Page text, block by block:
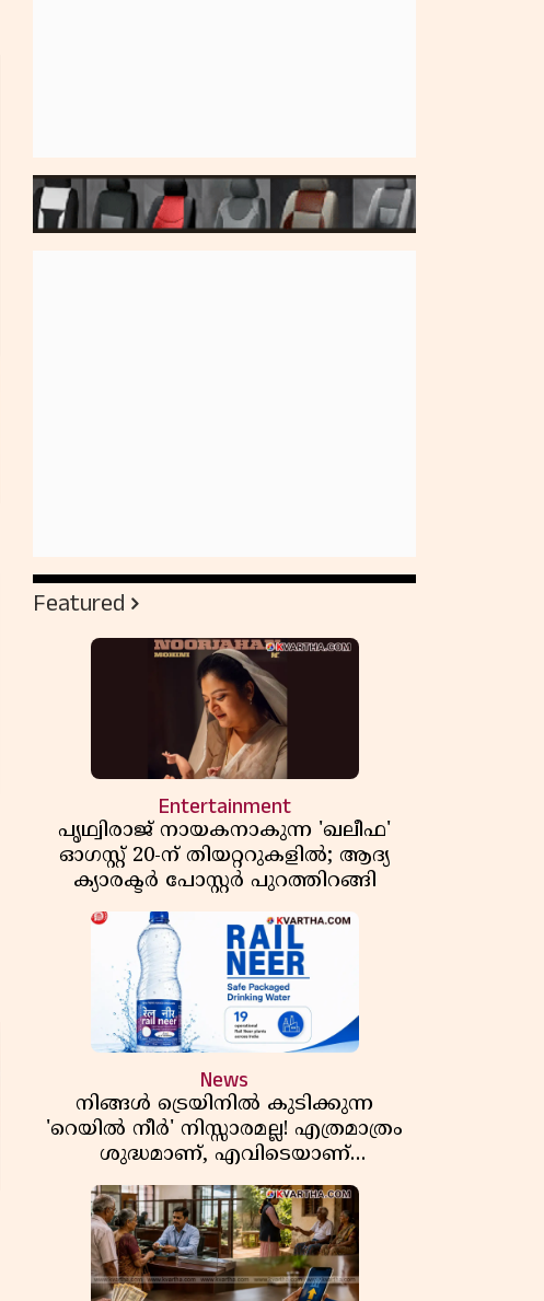
Featured
Entertainment
പൃഥ്വിരാജ് നായകനാകുന്ന 'ഖലീഫ'
ഓഗസ്റ്റ് 20-ന് തിയറ്ററുകളിൽ; ആദ്യ
ക്യാരക്ടർ പോസ്റ്റർ പുറത്തിറങ്ങി
News
നിങ്ങൾ ട്രെയിനിൽ കുടിക്കുന്ന
'റെയിൽ നീർ' നിസ്സാരമല്ല! എത്രമാത്രം
ശുദ്ധമാണ്, എവിടെയാണ്
ഉണ്ടാക്കുന്നത്? നിർമാണ രഹസ്യങ്ങൾ
അത്ഭുതപ്പെടുത്തും